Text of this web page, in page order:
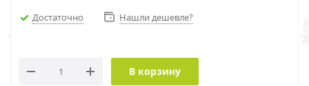
Достаточно Нашли дешевле?
В корзину